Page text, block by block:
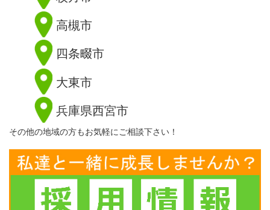
高槻市
四条畷市
大東市
兵庫県西宮市
その他の地域の方もお気軽にご相談下さい！